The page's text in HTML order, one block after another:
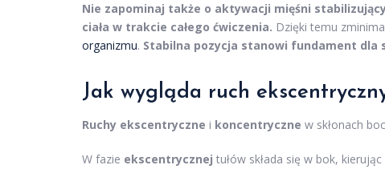
Nie zapominaj także o aktywacji mięśni
ciała w trakcie całego ćwiczenia. Dzięki temu
organizmu. Stabilna pozycja stanowi fundament dla
Jak wygląda ruch
Ruchy ekscentryczne i koncentryczne w skłonach
W fazie ekscentrycznej tułów składa się w bok,